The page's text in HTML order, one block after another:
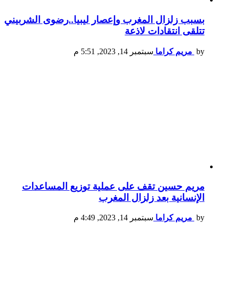
بسبب زلزال المغرب وإعصار ليبيا..رضوى الشربيني
تتلقى انتقادات لاذعة
by مريم كراما سبتمبر 14, 2023, 5:51 م
مريم حسين تقف على عملية توزيع المساعدات
الإنسانية بعد زلزال المغرب
by مريم كراما سبتمبر 14, 2023, 4:49 م